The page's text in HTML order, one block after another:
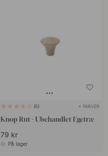
5 + FARVER
Knop Rut - Ubehandlet Egetræ
79 kr
På lager